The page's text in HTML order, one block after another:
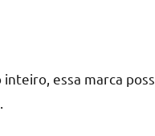
essa marca